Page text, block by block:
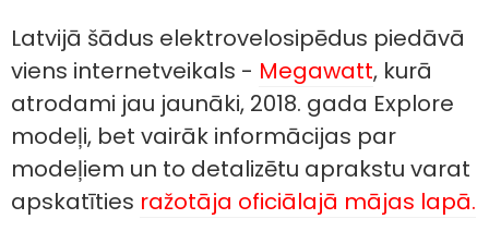
Latvijā šādus elektrovelosipēdus piedāvā
viens internetveikals - Megawatt, kurā
atrodami jau jaunāki, 2018. gada Explore
modeļi, bet vairāk informācijas par
modeļiem un to detalizētu aprakstu varat
apskatīties ražotāja oficiālajā mājas lapā.